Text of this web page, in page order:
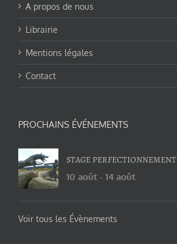
A propos de nous
Librairie
Mentions légales
Contact
PROCHAINS ÉVÉNEMENTS
STAGE PERFECTIONNEMENT
10 août - 14 août
Voir tous les Évènements